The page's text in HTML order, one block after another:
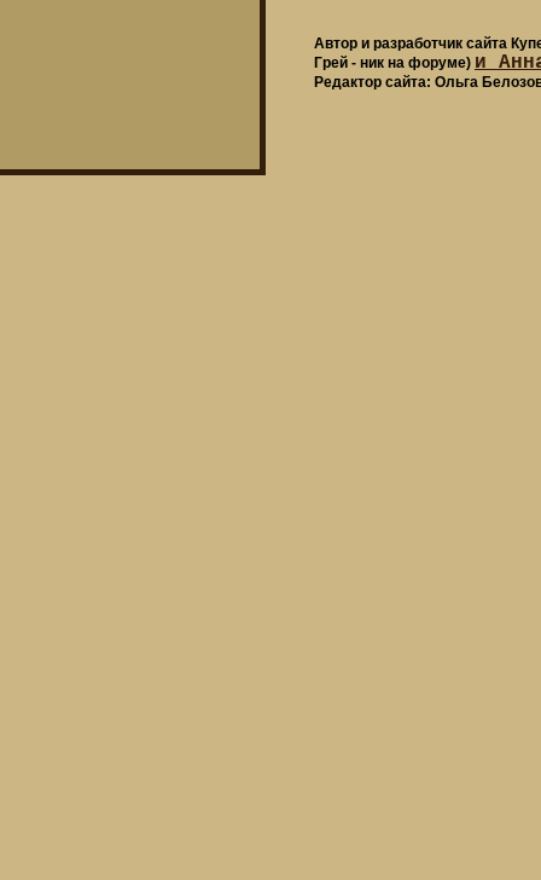
Автор и разработчик сайта
Грей - ник на форуме) и
Редактор сайта: Ольга